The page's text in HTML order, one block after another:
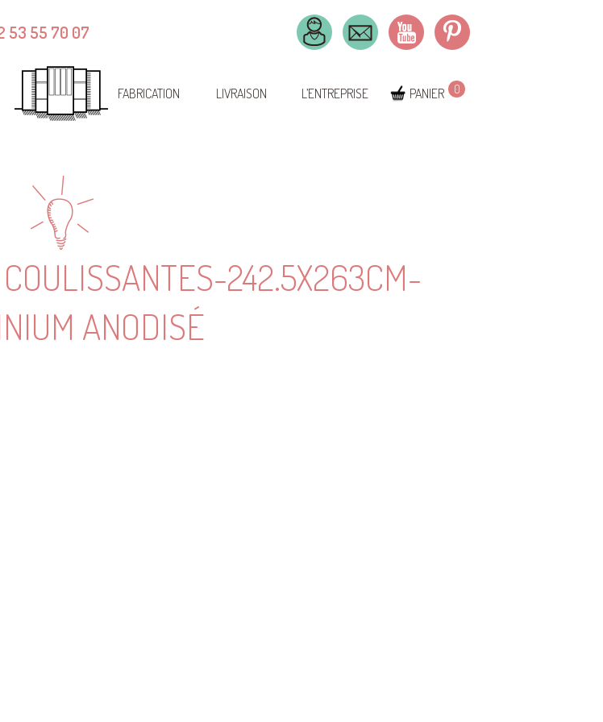
53 55 70 07
FABRICATION LIVRAISON L’ENTREPRISE PANIER 0
242.5X263CM-
ANODISÉ